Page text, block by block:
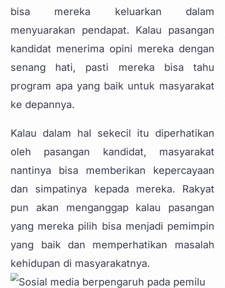
bisa mereka keluarkan dalam
menyuarakan pendapat. Kalau pasangan
kandidat menerima opini mereka dengan
senang hati, pasti mereka bisa tahu
program apa yang baik untuk masyarakat
ke depannya.
Kalau dalam hal sekecil itu diperhatikan
oleh pasangan kandidat, masyarakat
nantinya bisa memberikan kepercayaan
dan simpatinya kepada mereka. Rakyat
pun akan menganggap kalau pasangan
yang mereka pilih bisa menjadi pemimpin
yang baik dan memperhatikan masalah
kehidupan di masyarakatnya.